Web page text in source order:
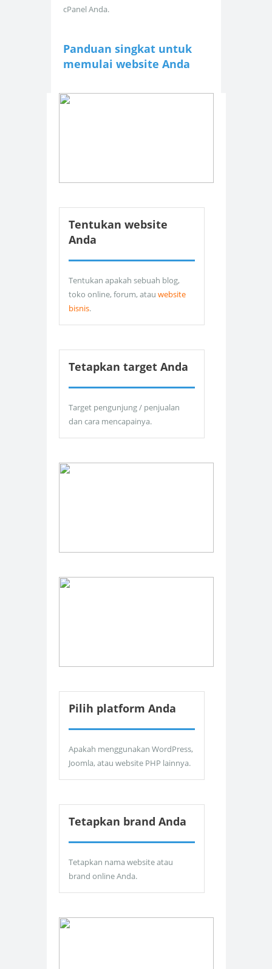
cPanel Anda.
Panduan singkat untuk
memulai website Anda
Tentukan website
Anda
Tentukan apakah sebuah blog,
toko online, forum, atau website
bisnis.
Tetapkan target Anda
Target pengunjung / penjualan
dan cara mencapainya.
Pilih platform Anda
Apakah menggunakan WordPress,
Joomla, atau website PHP lainnya.
Tetapkan brand Anda
Tetapkan nama website atau
brand online Anda.